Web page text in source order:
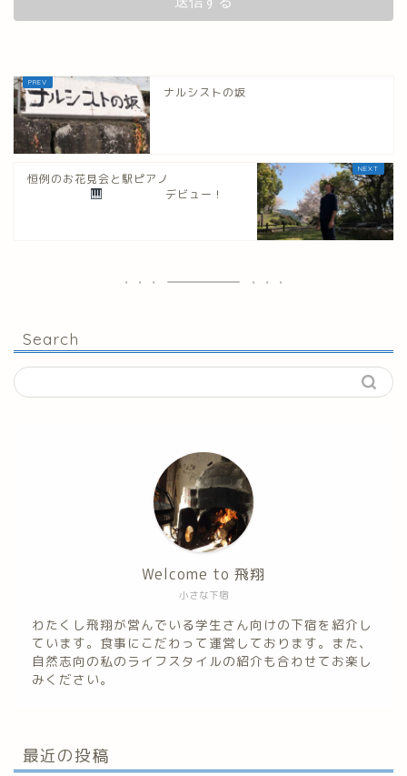
ナルシストの坂
恒例のお花見会と駅ピアノ
デビュー！
Search
小さな下宿
Welcome to 飛翔
わたくし飛翔が営んでいる学生さん向けの下宿を紹介し
ています。食事にこだわって運営しております。また、
自然志向の私のライフスタイルの紹介も合わせてお楽し
みください。
最近の投稿